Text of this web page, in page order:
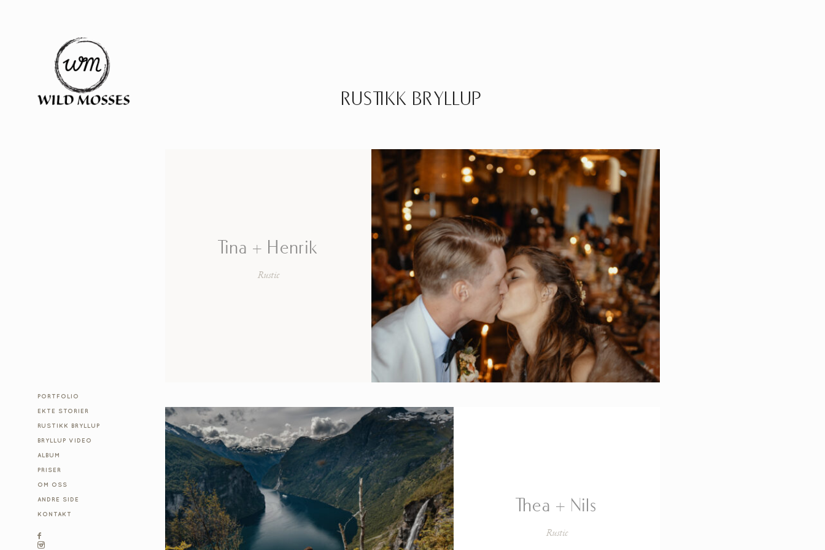
PORTFOLIO
EKTE STORIER
RUSTIKK BRYLLUP
BRYLLUP VIDEO
ALBUM
PRISER
OM OSS
ANDRE SIDE
KONTAKT
RUSTIKK BRYLLUP
Tina + Henrik
Rustic
Thea + Nils
Rustic